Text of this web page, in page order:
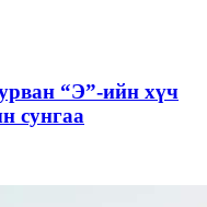
“Э”-ийн хүч
сунгаа